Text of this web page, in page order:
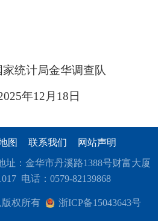
家统计局金华调查队
5年12月 18 日
图 联系我们 网站声明
址：金华市丹溪路1388号财富大厦
电话：0579-82139868
权所有 浙ICP备15043643号